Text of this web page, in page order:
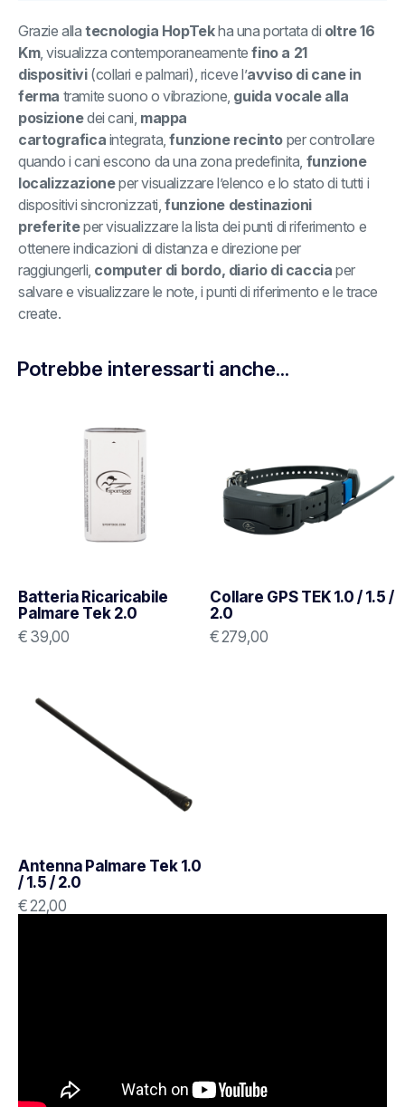
Grazie allatecnologia HopTekha una portata di oltre 16
Km, visualizza contemporaneamentefino a 21
dispositivi (collari e palmari), riceve l’avviso di cane in
ferma tramite suono o vibrazione, guida vocale alla
posizionedei cani, mappa
cartografica integrata,funzione recinto per controllare
quando i cani escono da una zona predefinita, funzione
localizzazioneper visualizzare l’elenco e lo stato di tutti i
dispositivi sincronizzati,funzione destinazioni
preferiteper visualizzare la lista dei punti di riferimento e
ottenere indicazioni di distanza e direzione per
raggiungerli, computer di bordo, diario di cacciaper
salvare e visualizzare le note, i punti di riferimento e le trace
create.
Potrebbe interessarti anche...
Batteria Ricaricabile
Palmare Tek 2.0
€ 39,00
Collare GPS TEK 1.0 / 1.5 /
2.0
€279,00
Antenna Palmare Tek 1.0
/ 1.5 / 2.0
€22,00